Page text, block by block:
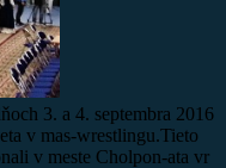
3. a 4. septembra 2016
v mas-wrestlingu.Tieto
v meste Cholpon-ata vr